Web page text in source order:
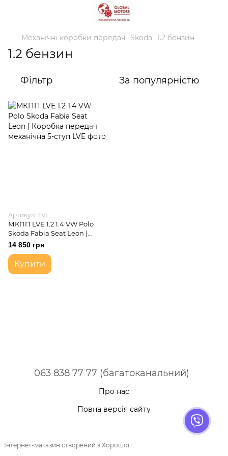
Механічні коробки передач Skoda 1.2 бензин
1.2 бензин
Фільтр За популярністю
Артикул: LVE
МКПП LVE 1.2 1.4 VW Polo
Skoda Fabia Seat Leon |
Коробка передач
механічна 5-ступ
14 850 грн
Купити
063 838 77 77 (багатоканальний)
Про нас
Повна версія сайту
Інтернет-магазин створений з Хорошоп